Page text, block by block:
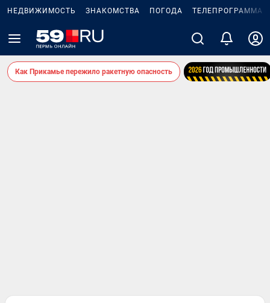
НЕДВИЖИМОСТЬ ЗНАКОМСТВА ПОГОДА ТЕЛЕПРОГРАММА
Как Прикамье пережило ракетную опасность